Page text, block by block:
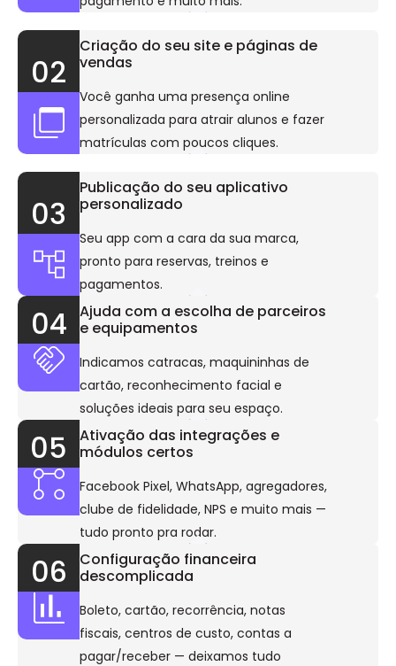
02
Criação do seu site e páginas de
vendas
Você ganha uma presença online
personalizada para atrair alunos e fazer
matrículas com poucos cliques.
03
Publicação do seu aplicativo
personalizado
Seu app com a cara da sua marca,
pronto para reservas, treinos e
pagamentos.
06
Configuração financeira
descomplicada
Boleto, cartão, recorrência, notas
fiscais, centros de custo, contas a
pagar/receber — deixamos tudo
05
Ativação das integrações e
módulos certos
Facebook Pixel, WhatsApp, agregadores,
clube de fidelidade, NPS e muito mais —
tudo pronto pra rodar.
04
Ajuda com a escolha de parceiros
e equipamentos
Indicamos catracas, maquininhas de
cartão, reconhecimento facial e
soluções ideais para seu espaço.